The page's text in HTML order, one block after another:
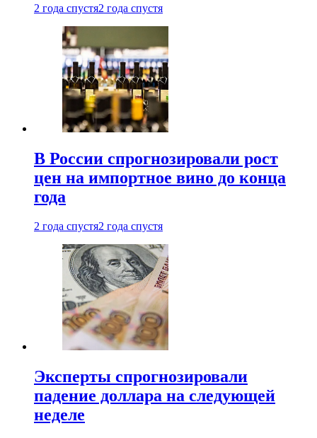
2 года спустя2 года спустя
В России спрогнозировали рост
цен на импортное вино до конца
года
2 года спустя2 года спустя
Эксперты спрогнозировали
падение доллара на следующей
неделе